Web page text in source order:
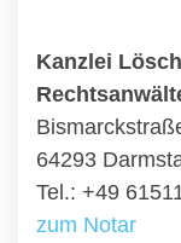
Kanzlei
64293
Tel.: +49
zum Notar